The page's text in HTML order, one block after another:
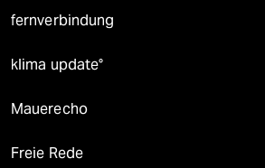
fernverbindung
klima update°
Mauerecho
Freie Rede